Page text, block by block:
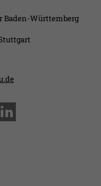
Baden-Württemberg